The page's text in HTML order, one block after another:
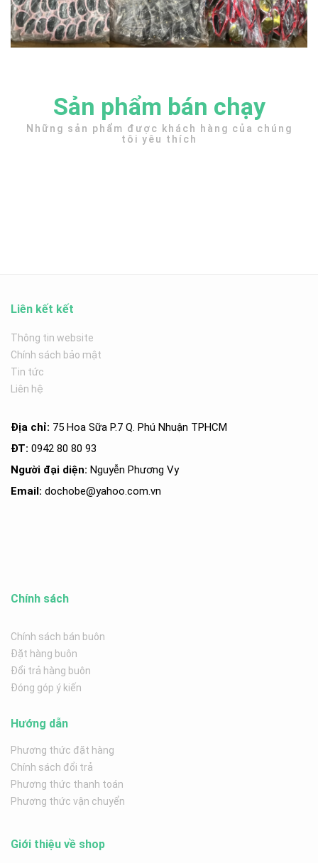
Sản phẩm bán chạy
Những sản phẩm được khách hàng của chúng
tôi yêu thích
Liên kết kết
Thông tin website
Chính sách bảo mật
Tin tức
Liên hệ
Địa chỉ: 75 Hoa Sữa P.7 Q. Phú Nhuận TPHCM
ĐT: 0942 80 80 93
Người đại diện: Nguyễn Phương Vy
Email: dochobe@yahoo.com.vn
Chính sách
Chính sách bán buôn
Đặt hàng buôn
Đổi trả hàng buôn
Đóng góp ý kiến
Hướng dẫn
Phương thức đặt hàng
Chính sách đổi trả
Phương thức thanh toán
Phương thức vận chuyển
Giới thiệu về shop